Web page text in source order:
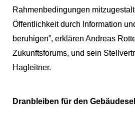
Rahmenbedingungen
Öffentlichkeit durch Information
beruhigen”, erklären Andreas
Zukunftsforums, und sein
Hagleitner.
Dranbleiben für den